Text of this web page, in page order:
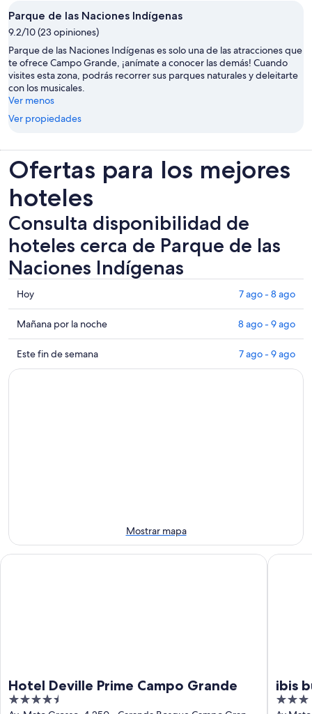
Parque de las Naciones Indígenas
9.2/10 (23 opiniones)
Parque de las Naciones Indígenas es solo una de las atracciones que
te ofrece Campo Grande, ¡anímate a conocer las demás! Cuando
visites esta zona, podrás recorrer sus parques naturales y deleitarte
con los musicales.
Ver menos
Ver propiedades
Ofertas para los mejores
hoteles
Consulta disponibilidad de
hoteles cerca de Parque de las
Naciones Indígenas
Consultar
los
precios
cerca
de
Parque
Hoy 7 ago - 8 ago
Consultar
precios
cerca
de
ago
-
Mañana por la noche 8 ago - 9 ago
Consultar
precios
semana,
7
Este fin de semana 7 ago - 9 ago
Mostrar mapa
Hotel Deville Prime Campo Grande
4.5
Hotel Deville Prime Campo Grande
ibis
3
ibis